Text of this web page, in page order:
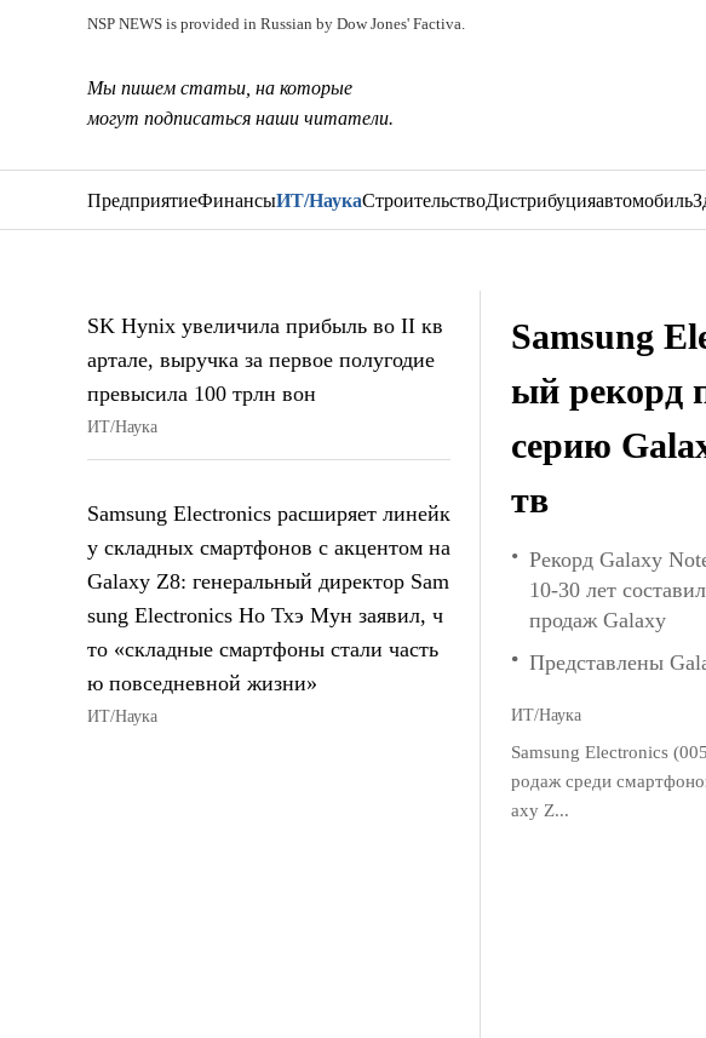
NSP NEWS is provided in Russian by Dow Jones' Factiva.
Мы пишем статьи, на которые
могут подписаться наши читатели.
ПредприятиеФинансыИТ/НаукаСтроительствоДистрибуцияавтомобиль
Samsung
ый рекорд
серию
тв
Рекорд Galaxy
10-30 лет
продаж Galaxy
Представлены
ИТ/Наука
Samsung Electronics
родаж среди
axy Z...
SK Hynix увеличила прибыль во II кв
артале, выручка за первое полугодие
превысила 100 трлн вон
ИТ/Наука
Samsung Electronics расширяет линейк
у складных смартфонов с акцентом на
Galaxy Z8: генеральный директор Sam
sung Electronics Но Тхэ Мун заявил, ч
то «складные смартфоны стали часть
ю повседневной жизни»
ИТ/Наука